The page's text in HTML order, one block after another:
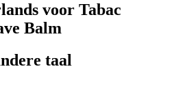
voor Tabac
Balm
taal